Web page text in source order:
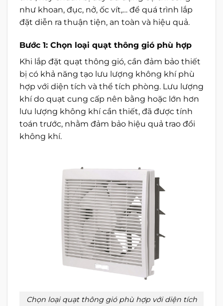
như khoan, đục, nở, ốc vít,… để quá trình lắp
đặt diễn ra thuận tiện, an toàn và hiệu quả.
Bước 1: Chọn loại quạt thông gió phù hợp
Khi lắp đặt quạt thông gió, cần đảm bảo thiết
bị có khả năng tạo lưu lượng không khí phù
hợp với diện tích và thể tích phòng. Lưu lượng
khí do quạt cung cấp nên bằng hoặc lớn hơn
lưu lượng không khí cần thiết, đã được tính
toán trước, nhằm đảm bảo hiệu quả trao đổi
không khí.
Chọn loại quạt thông gió phù hợp với diện tích